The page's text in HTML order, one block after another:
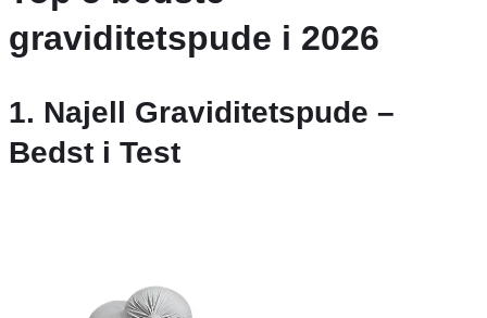
graviditetspude i 2026
1. Najell Graviditetspude –
Bedst i Test